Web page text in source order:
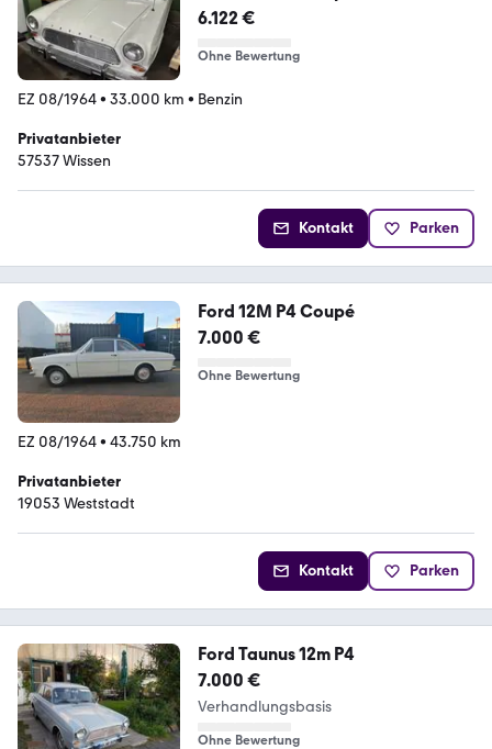
6.122 €
Ohne Bewertung
EZ 08/1964• 33.000 km • Benzin
Privatanbieter
57537 Wissen
Kontakt Parken
Ford 12M P4 Coupé
7.000 €
Ohne Bewertung
EZ 08/1964• 43.750 km
Privatanbieter
19053 Weststadt
Kontakt Parken
Ford Taunus 12m P4
7.000 €
Verhandlungsbasis
Ohne Bewertung